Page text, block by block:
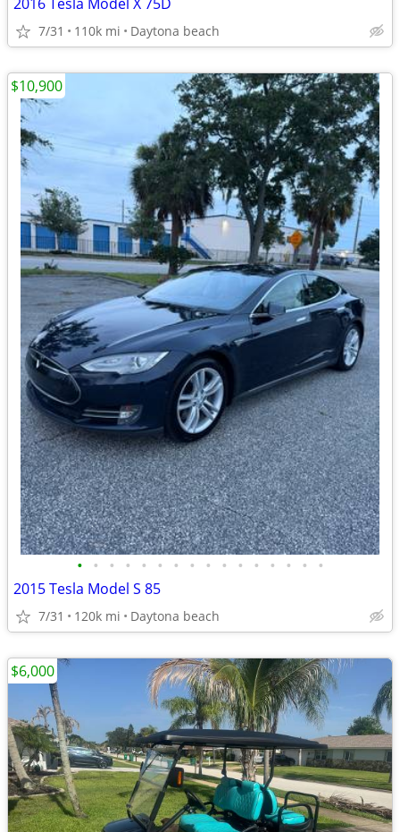
7/31 110k mi Daytona beach
• • • • • • • • • • • • • • • •
2015 Tesla Model S 85
7/31 120k mi Daytona beach
$10,900
$6,000